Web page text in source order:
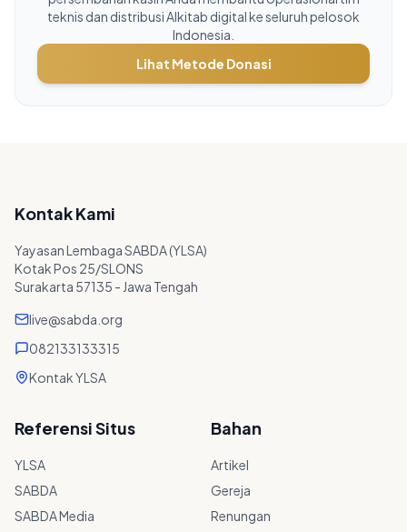
teknis dan distribusi Alkitab digital ke seluruh pelosok
Indonesia.
Lihat Metode Donasi
Kontak Kami
Yayasan Lembaga SABDA (YLSA)
Kotak Pos 25/SLONS
Surakarta 57135 - Jawa Tengah
live@sabda.org
082133133315
Kontak YLSA
Referensi Situs
YLSA
SABDA
SABDA Media
Bahan
Artikel
Gereja
Renungan